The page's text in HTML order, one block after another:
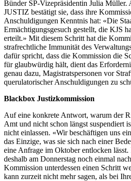
Bünder SP-Vizepräsidentin Julia
JUSTIZ bestätigt sie, dass ihre
Anschuldigungen Kenntnis hat: «Die
Ermächtigungsgesuch gestellt, die KJS
erteilt.» Mit diesem Schritt hat die
strafrechtliche Immunität des
dafür spricht, dass die Kommission die
für glaubwürdig hält, dient das
genau dazu, Magistratspersonen vor
querulatorischer Anschuldigungen zu
Blackbox Justizkommission
Auf eine konkrete Antwort, warum der
Amt und nicht schon längst suspendiert
nicht einlassen. «Wir beschäftigen uns
das Einzige, was sie sich nach einer
eine Anfrage im Oktober entlocken
deshalb am Donnerstag noch einmal
Kommission unterdessen einen Schritt
kann zurzeit nicht mehr sagen, als bei